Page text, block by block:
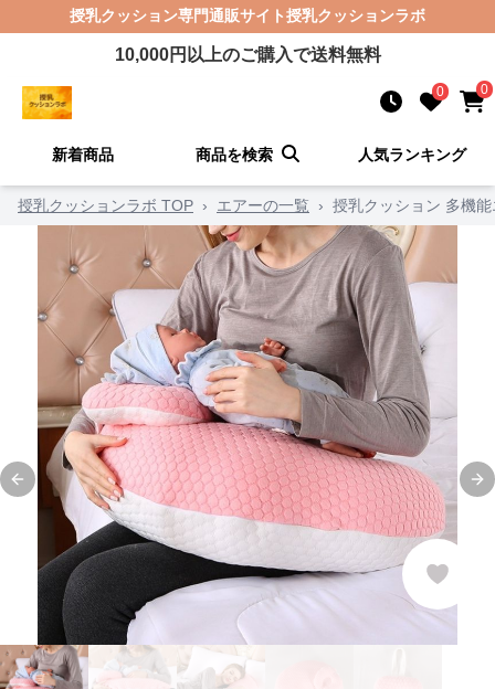
授乳クッション専門通販サイト授乳クッションラボ
10,000円以上のご購入で送料無料
0 0
新着商品 商品を検索 人気ランキング
授乳クッションラボ TOP › エアーの一覧 › 授乳クッション 多機
Previous slide